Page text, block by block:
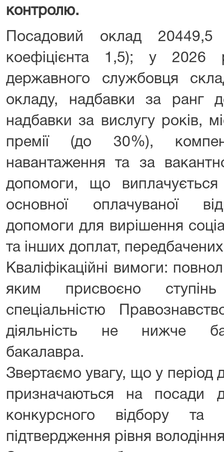
контролю.
Посадовий оклад
коефіцієнта 1,5); у 2026
державного службовця
окладу, надбавки за ранг
надбавки за вислугу років,
премії (до 30%),
навантаження та за
допомоги, що
основної оплачуваної
допомоги для вирішення
та інших доплат,
Кваліфікаційні вимоги:
яким присвоєно
спеціальністю
діяльність не нижче
бакалавра.
Звертаємо увагу, що у період
призначаються на посади
конкурсного відбору
підтвердження рівня